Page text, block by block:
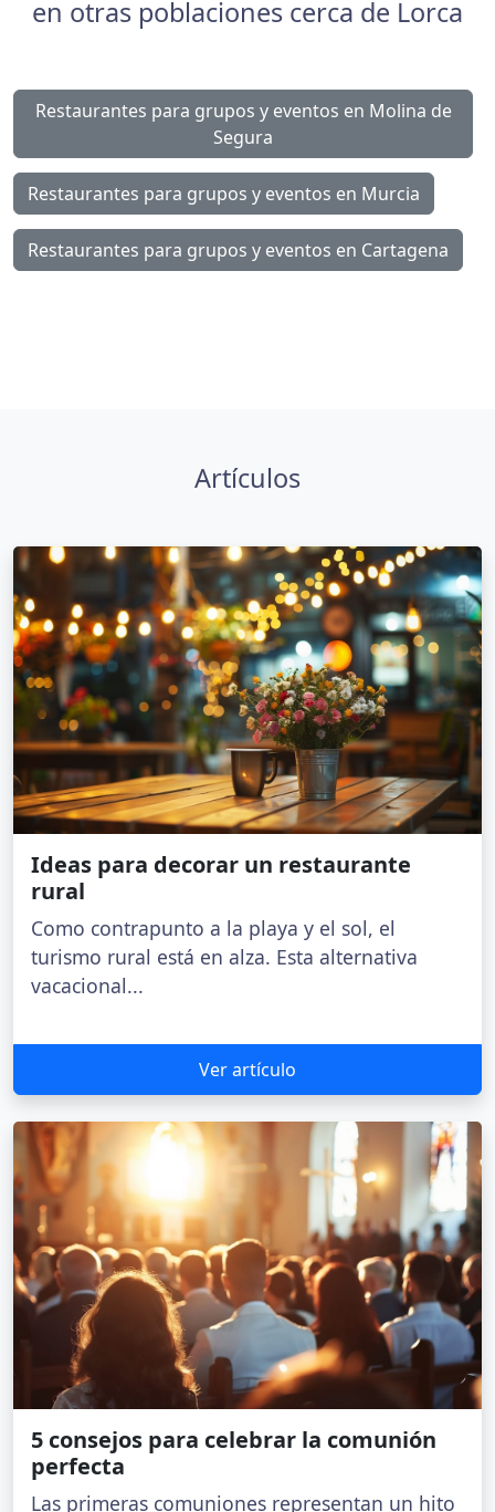
en otras poblaciones cerca de Lorca
Restaurantes para grupos y eventos en Molina de
Segura
Restaurantes para grupos y eventos en Murcia
Restaurantes para grupos y eventos en Cartagena
Artículos
Ideas para decorar un restaurante
rural
Como contrapunto a la playa y el sol, el
turismo rural está en alza. Esta alternativa
vacacional...
Ver artículo
5 consejos para celebrar la comunión
perfecta
Las primeras comuniones representan un hito